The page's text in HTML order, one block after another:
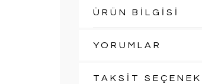
ÜRÜN BİLGİSİ
YORUMLAR
TAKSİT